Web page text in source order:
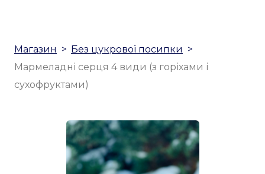
Магазин
Без цукрової посипки
Мармеладні серця 4 види (з горіхами і
сухофруктами)